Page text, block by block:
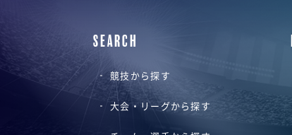
SEARCH
競技から探す
大会・リーグから探す